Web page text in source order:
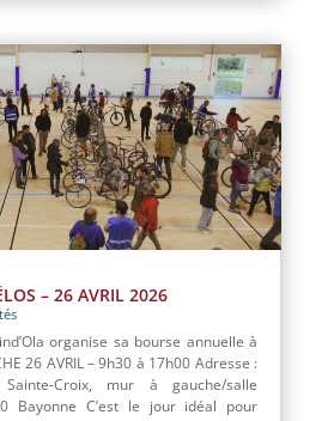
– 26 AVRIL 2026
organise sa bourse annuelle à
26 AVRIL – 9h30 à 17h00 Adresse :
Croix, mur à gauche/salle
Bayonne C’est le jour idéal pour